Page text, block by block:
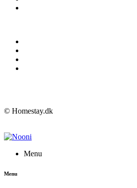
© Homestay.dk
Menu
Menu